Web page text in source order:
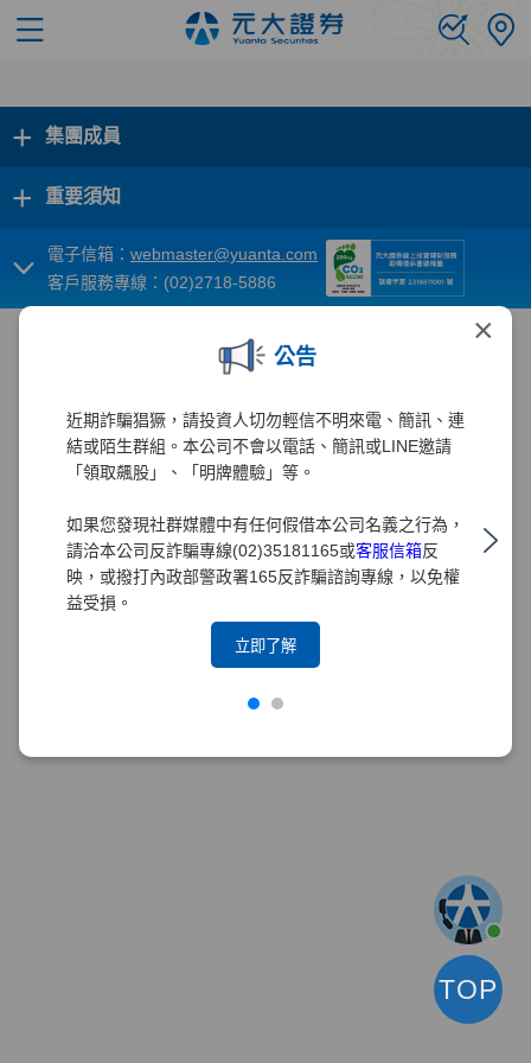
×
公告
近期詐騙猖獗，請投資人切勿輕信不明來電、簡訊、連
結或陌生群組。本公司不會以電話、簡訊或LINE邀請
「領取飆股」、「明牌體驗」等。
如果您發現社群媒體中有任何假借本公司名義之行為，
請洽本公司反詐騙專線(02)35181165或客服信箱反
映，或撥打內政部警政署165反詐騙諮詢專線，以免權
益受損。
立即了解
+ 集團成員
+ 重要須知
電子信箱： webmaster@yuanta.com
客戶服務專線：(02)2718-5886
TOP